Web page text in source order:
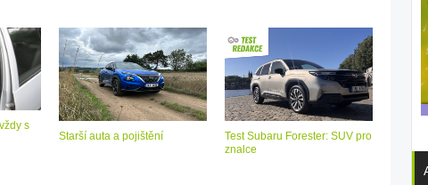
s
Starší auta a pojištění
Test Subaru Forester: SUV pro
znalce